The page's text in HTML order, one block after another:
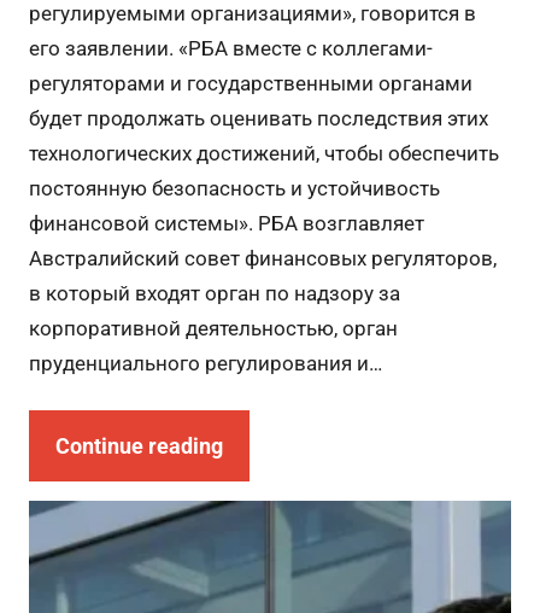
регулируемыми организациями», говорится в
его заявлении. «РБА вместе с коллегами-
регуляторами и государственными органами
будет продолжать оценивать последствия этих
технологических достижений, чтобы обеспечить
постоянную безопасность и устойчивость
финансовой системы». РБА возглавляет
Австралийский совет финансовых регуляторов,
в который входят орган по надзору за
корпоративной деятельностью, орган
пруденциального регулирования и…
Continue reading